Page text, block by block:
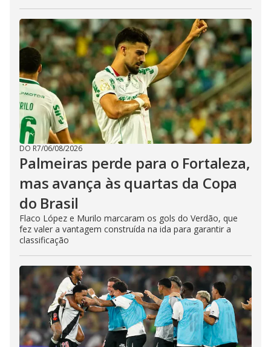
DO R7/06/08/2026
Palmeiras perde para o Fortaleza,
mas avança às quartas da Copa
do Brasil
Flaco López e Murilo marcaram os gols do Verdão, que
fez valer a vantagem construída na ida para garantir a
classificação